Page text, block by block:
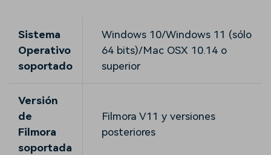
Sistema
Operativo
soportado
Windows 10/Windows 11 (sólo
64 bits)/Mac OSX 10.14 o
superior
Versión
de
Filmora
soportada
Filmora V11 y versiones
posteriores